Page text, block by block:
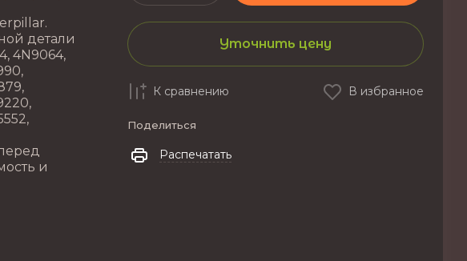
детали
4N9064,
и
Уточнить цену
К сравнению В избранное
Поделиться
Распечатать